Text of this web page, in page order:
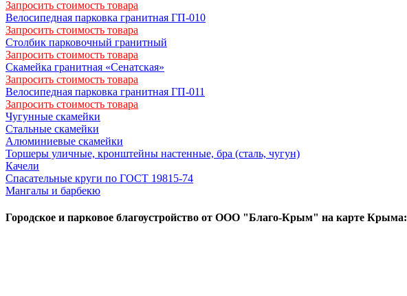
Запросить стоимость товара
Велосипедная парковка гранитная ГП-010
Запросить стоимость товара
Столбик парковочный гранитный
Запросить стоимость товара
Скамейка гранитная «Сенатская»
Запросить стоимость товара
Велосипедная парковка гранитная ГП-011
Запросить стоимость товара
Чугунные скамейки
Стальные скамейки
Алюминиевые скамейки
Торшеры уличные, кронштейны настенные, бра (сталь, чугун)
Качели
Спасательные круги по ГОСТ 19815-74
Мангалы и барбекю
Городское и парковое благоустройство от ООО "Благо-Крым" на карте Крыма: